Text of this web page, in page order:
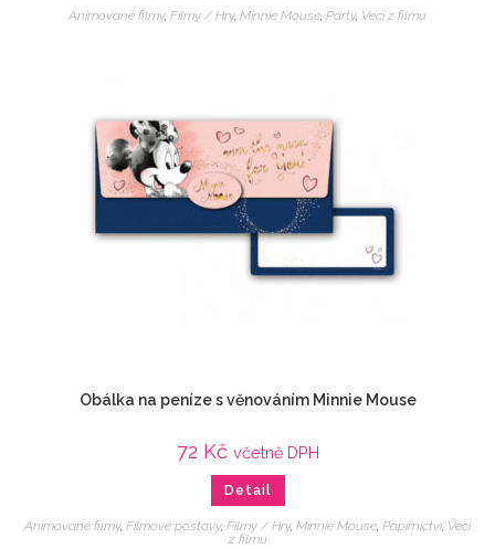
Animované filmy, Filmy / Hry, Minnie Mouse Párty, Veci z filmu
Obálka na peníze s věnováním Minnie Mouse
72 Kč včetně DPH
Detail
Animované filmy, Filmové postavy, Filmy / Hry, Minnie Mouse, Papírnictví, Veci
z filmu